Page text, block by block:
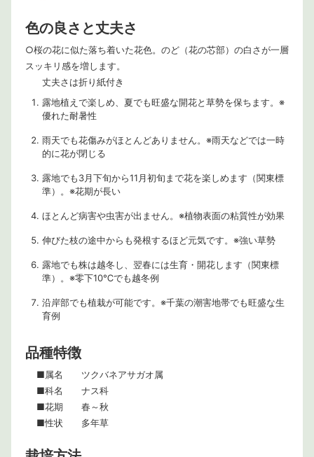
色の良さと丈夫さ
○桜の花に似た落ち着いた花色。のど（花の芯部）の白さが一層
スッキリ感を増します。
丈夫さは折り紙付き
露地植えで楽しめ、夏でも旺盛な開花と草勢を保ちます。※
優れた耐暑性
雨天でも花傷みがほとんどありません。※雨天などでは一時
的に花が閉じる
露地でも3月下旬から11月初旬まで花を楽しめます（関東標
準）。※花期が長い
ほとんど病害や虫害が出ません。※植物表面の粘質性が効果
伸びた枝の途中からも発根するほど元気です。※強い草勢
露地でも株は越冬し、翌春には生育・開花します（関東標
準）。※零下10℃でも越冬例
沿岸部でも植栽が可能です。※千葉の潮害地帯でも旺盛な生
育例
品種特徴
■属名 ツクバネアサガオ属
■科名 ナス科
■花期 春～秋
■性状 多年草